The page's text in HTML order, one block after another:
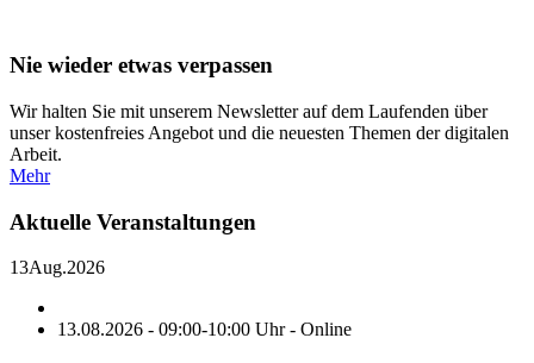
Nie wieder etwas verpassen
Wir halten Sie mit unserem Newsletter auf dem Laufenden über
unser kostenfreies Angebot und die neuesten Themen der digitalen
Arbeit.
Mehr
Aktuelle Veranstaltungen
13Aug.2026
13.08.2026 - 09:00-10:00 Uhr - Online